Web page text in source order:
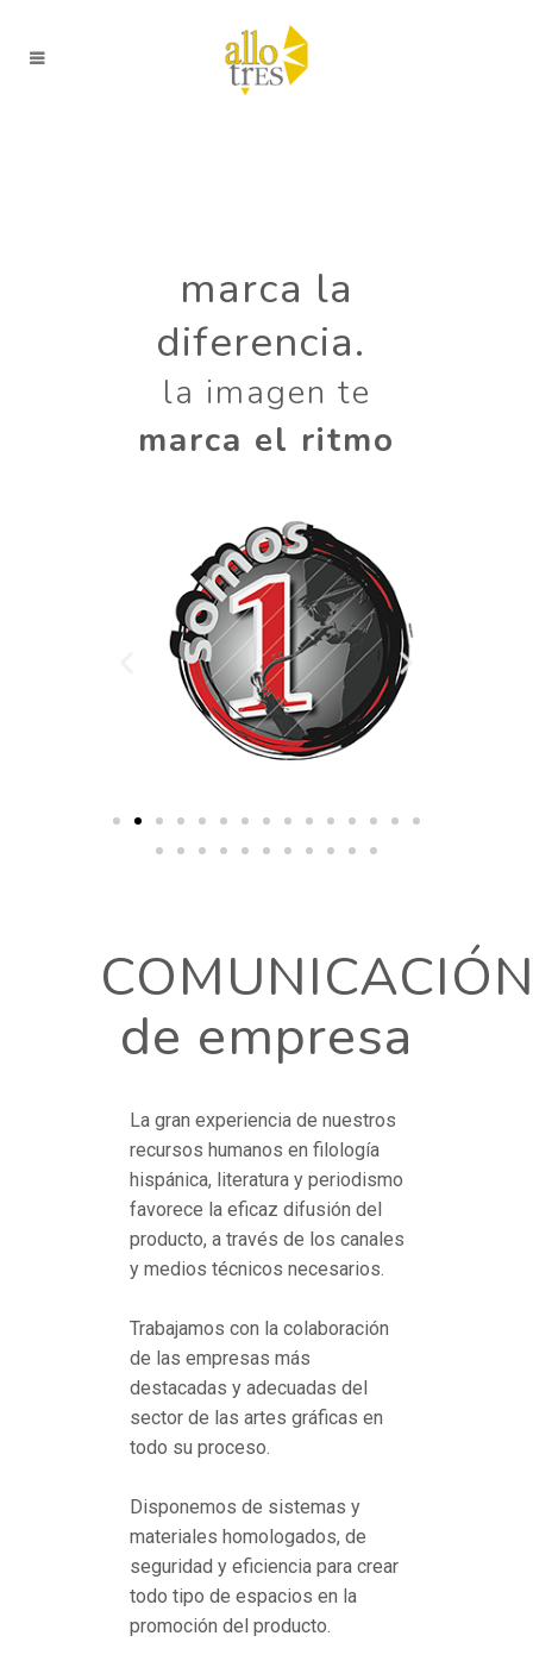
marca la
diferencia.
la imagen te
marca el ritmo
de empresa
La gran experiencia de nuestros
recursos humanos en filología
hispánica, literatura y periodismo
favorece la eficaz difusión del
producto, a través de los canales
y medios técnicos necesarios.
Trabajamos con la colaboración
de las empresas más
destacadas y adecuadas del
sector de las artes gráficas en
todo su proceso.
Disponemos de sistemas y
materiales homologados, de
seguridad y eficiencia para crear
todo tipo de espacios en la
promoción del producto.